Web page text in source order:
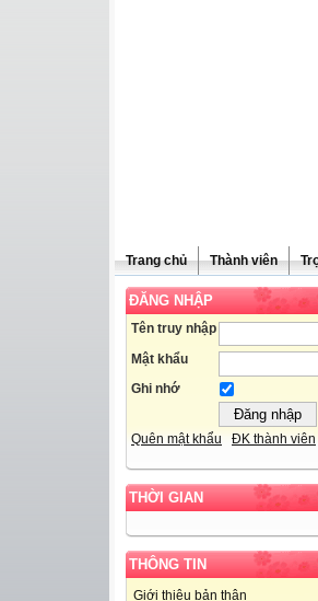
Trang chủ Thành viên
ĐĂNG NHẬP
Tên truy nhập
Mật khẩu
Ghi nhớ
Quên mật khẩu ĐK thành viên
THỜI GIAN
THÔNG TIN
Giới thiệu bản thân